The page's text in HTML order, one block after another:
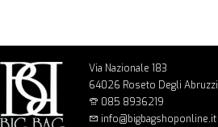
Via Nazionale 183
64026 Roseto Degli Abruzzi
085 8936219
info@bigbagshoponline.it